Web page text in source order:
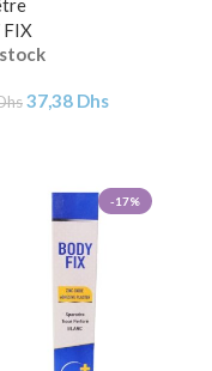
FIX
37,38 Dhs
-17%